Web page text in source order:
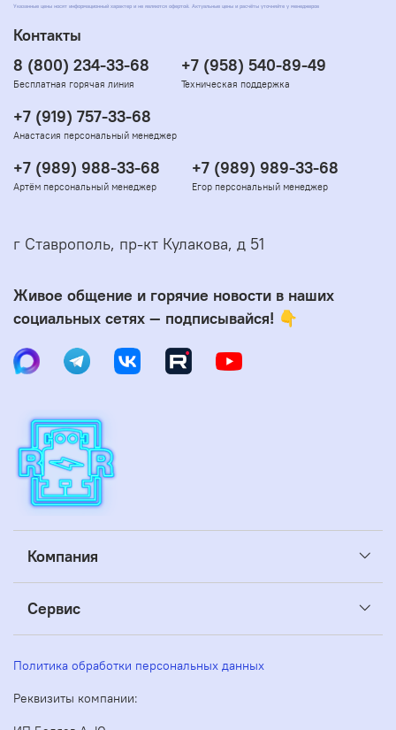
Указанные цены носят информационный характер и не являются офертой. Актуальные цены и расчёты уточняйте у менеджеров
Компания
Сервис
Контакты
8 (800) 234-33-68
Бесплатная горячая линия
+7 (958) 540-89-49
Техническая поддержка
+7 (919) 757-33-68
Анастасия персональный менеджер
+7 (989) 988-33-68
Артём персональный менеджер
+7 (989) 989-33-68
Егор персональный менеджер
г Ставрополь, пр-кт Кулакова, д 51
Живое общение и горячие новости в наших
социальных сетях — подписывайся! 👇
Политика обработки персональных данных
Реквизиты компании: